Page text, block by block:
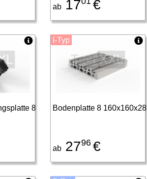
ab17 €
8 Bodenplatte 8 160x160x28
ab2796 €
I-Typ